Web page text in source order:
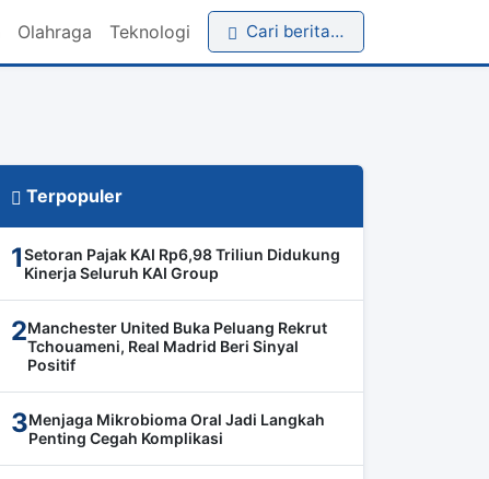
Olahraga Teknologi Cari berita…
Terpopuler
1Setoran Pajak KAI Rp6,98 Triliun Didukung
Kinerja Seluruh KAI Group
2Manchester United Buka Peluang Rekrut
Tchouameni, Real Madrid Beri Sinyal
Positif
3Menjaga Mikrobioma Oral Jadi Langkah
Penting Cegah Komplikasi